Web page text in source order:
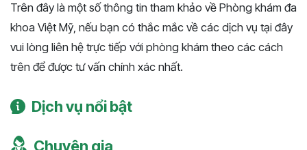
Trên đây là một số thông tin tham khảo về Phòng khám đa
khoa Việt Mỹ, nếu bạn có thắc mắc về các dịch vụ tại đây
vui lòng liên hệ trực tiếp với phòng khám theo các cách
trên để được tư vấn chính xác nhất.
Dịch vụ nổi bật
Chuyên gia